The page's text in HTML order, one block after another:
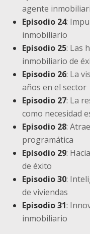
agente
Episodio 24:
inmobiliario
Episodio 25: Las
inmobiliario de
Episodio 26: La
años en el sector
Episodio 27: La
como necesidad
Episodio 28:
programática
Episodio 29:
de éxito
Episodio 30:
de viviendas
Episodio 31:
inmobiliario